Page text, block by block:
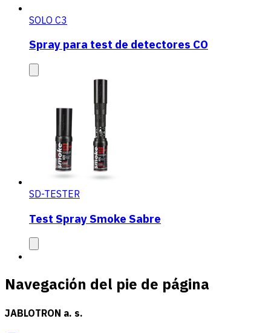
SOLO C3
Spray para test de detectores CO
SD-TESTER
Test Spray Smoke Sabre
Navegación del pie de página
JABLOTRON a. s.